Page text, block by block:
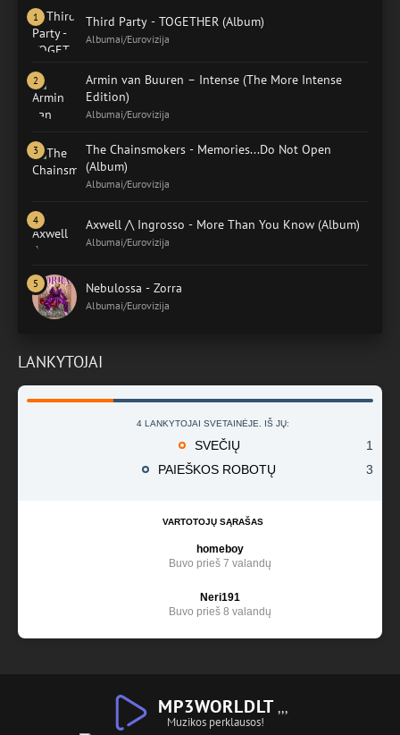
Third Party - TOGETHER (Album)
Albumai/Eurovizija
Armin van Buuren – Intense (The More Intense
Edition)
Albumai/Eurovizija
The Chainsmokers - Memories...Do Not Open
(Album)
Albumai/Eurovizija
Axwell /\ Ingrosso - More Than You Know (Album)
Albumai/Eurovizija
Nebulossa - Zorra
Albumai/Eurovizija
LANKYTOJAI
4 LANKYTOJAI SVETAINĖJE. IŠ JŲ:
SVEČIŲ
1
PAIEŠKOS ROBOTŲ
3
VARTOTOJŲ SĄRAŠAS
homeboy
Buvo prieš 7 valandų
Neri191
Buvo prieš 8 valandų
MP3WORLDLT
Muzikos perklausos!
,,,